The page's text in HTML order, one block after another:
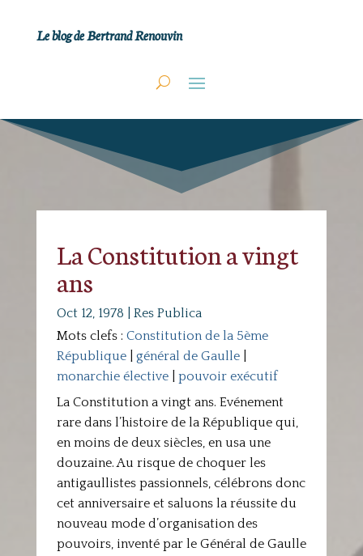
Le blog de Bertrand Renouvin
La Constitution a vingt
ans
Oct 12, 1978
Res Publica
Mots clefs : Constitution de la 5ème
République| général de Gaulle|
monarchie élective| pouvoir exécutif
La Constitution a vingt ans. Evénement
rare dans l’histoire de la République qui,
en moins de deux siècles, en usa une
douzaine. Au risque de choquer les
antigaullistes passionnels, célébrons donc
cet anniversaire et saluons la réussite du
nouveau mode d’organisation des
pouvoirs, inventé par le Général de Gaulle